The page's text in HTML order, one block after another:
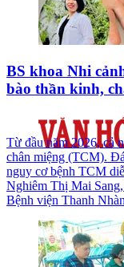
BS khoa Nhi
bào thần kinh,
Từ đầu năm 2026, cả
chân miệng (TCM).
nguy cơ bệnh TCM
Nghiêm Thị Mai
Bệnh viện Thanh